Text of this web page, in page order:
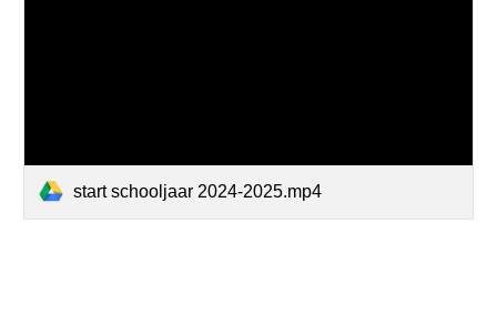
start schooljaar 2024-2025.mp4